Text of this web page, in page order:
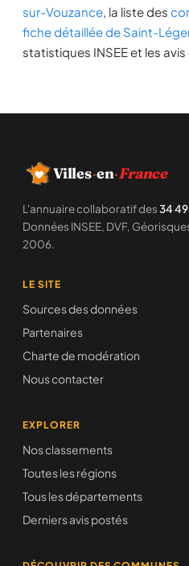
sur-Vouzance, la liste des
fiche détaillée de Saint-
statistiques INSEE et les
Villes·en·France
L'annuaire collaboratif des34
Données INSEE, DVF,
2006.
LE SITE
Sources des données
Partenaires
Charte de modération
Nous contacter
EXPLORER
Nos classements
Toutes les régions
Tous les départements
Derniers avis postés